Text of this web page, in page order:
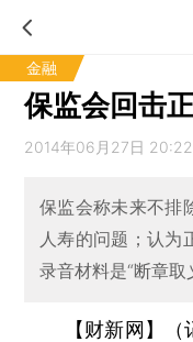
金融
保监会回击
2014年06月27日 20:22
保监会称未来不排
人寿的问题；认为
录音材料是“断章取
【财新网】（